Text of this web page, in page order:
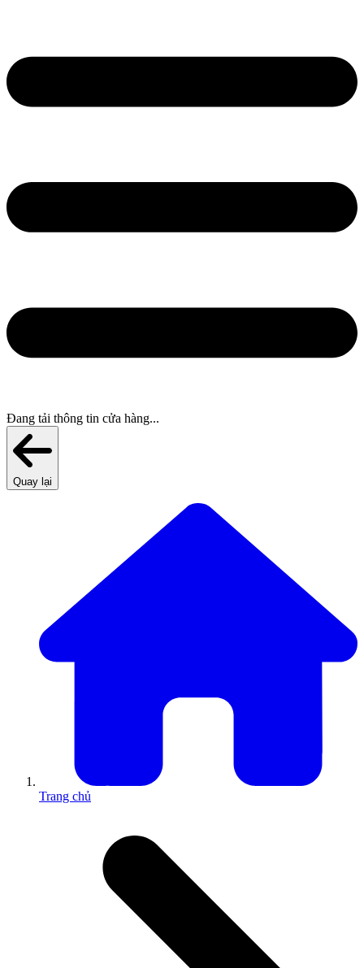
Đang tải thông tin cửa hàng...
Quay lại
Trang chủ